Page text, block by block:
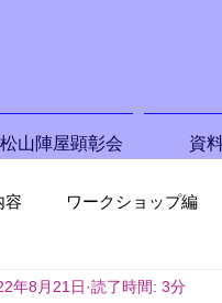
松山陣屋顕彰会 資
容 ワークショップ編
年8月21日 読了時間: 3分